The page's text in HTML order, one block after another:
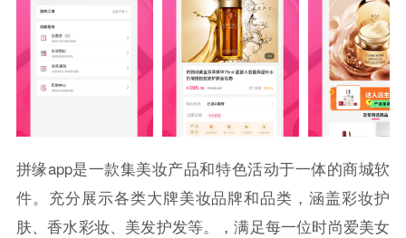
拼缘app是一款集美妆产品和特色活动于一体的商城软
件。充分展示各类大牌美妆品牌和品类，涵盖彩妆护
肤、香水彩妆、美发护发等。，满足每一位时尚爱美女